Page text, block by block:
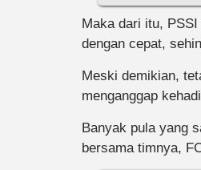
Maka dari itu,
dengan cepat,
Meski demikian,
menganggap
Banyak pula yang
bersama timnya,